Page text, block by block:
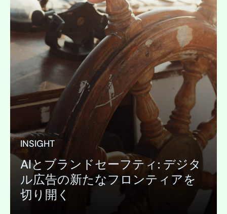
INSIGHT
AIとブランドセーフティ: デジタ
ル広告の新たなフロンティアを
切り開く